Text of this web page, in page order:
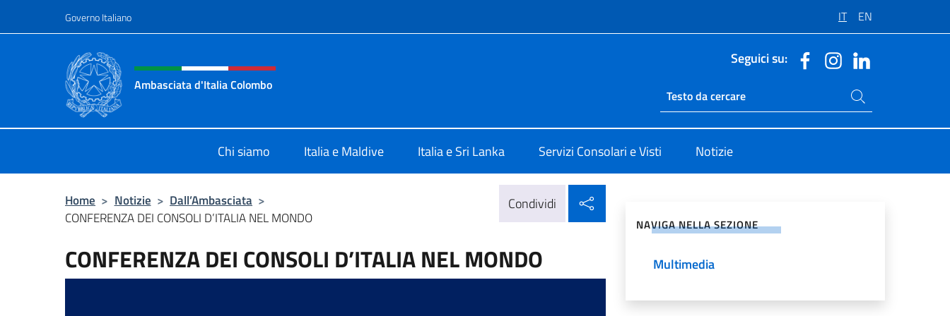
Governo Italiano IT EN
Intestazione sito, social e menù
Ambasciata d'Italia Colombo
Seguici su:
Ricerca sito live
Cerca nel sito
Chi siamo Italia e Maldive Italia e Sri Lanka Servizi Consolari e Visti Notizie
Home > Notizie > Dall’Ambasciata >
CONFERENZA DEI CONSOLI D’ITALIA NEL MONDO
Condividi
CONFERENZA DEI CONSOLI D’ITALIA NEL MONDO
NAVIGA NELLA SEZIONE
Multimedia